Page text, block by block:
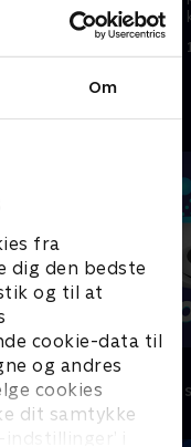
Om
fra
dig den bedste
og til at
cookie-data til
og andres
cookies
dit samtykke
i
noget ældre, end
Olly & Lea
Børneserier • 1